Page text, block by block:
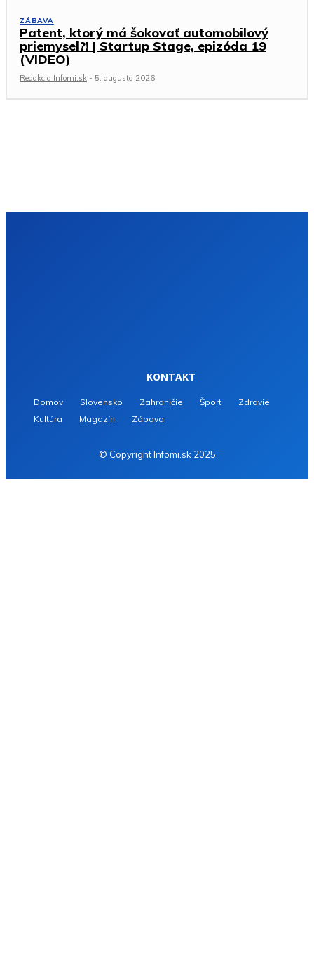
ZÁBAVA
Patent, ktorý má šokovať automobilový
priemysel?! | Startup Stage, epizóda 19
(VIDEO)
Redakcia Infomi.sk - 5. augusta 2026
KONTAKT
Domov Slovensko Zahraničie Šport
Zdravie
Kultúra
Magazín Zábava
© Copyright Infomi.sk 2025